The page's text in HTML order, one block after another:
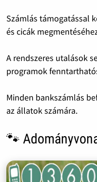
Számlás támogatással
és cicák
A rendszeres utalások
programok
Minden bankszámlás
az állatok számára.
🐾